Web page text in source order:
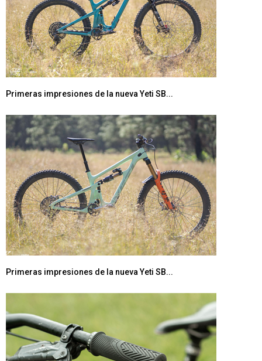
Primeras impresiones de la nueva Yeti SB...
Primeras impresiones de la nueva Yeti SB...